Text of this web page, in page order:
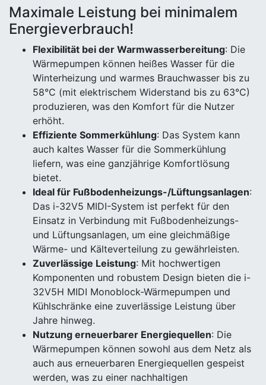
Maximale Leistung bei minimalem
Energieverbrauch!
Flexibilität bei der Warmwasserbereitung: Die
Wärmepumpen können heißes Wasser für die
Winterheizung und warmes Brauchwasser bis zu
58°C (mit elektrischem Widerstand bis zu 63°C)
produzieren, was den Komfort für die Nutzer
erhöht.
Effiziente Sommerkühlung: Das System kann
auch kaltes Wasser für die Sommerkühlung
liefern, was eine ganzjährige Komfortlösung
bietet.
Ideal für Fußbodenheizungs-/Lüftungsanlagen:
Das i-32V5 MIDI-System ist perfekt für den
Einsatz in Verbindung mit Fußbodenheizungs-
und Lüftungsanlagen, um eine gleichmäßige
Wärme- und Kälteverteilung zu gewährleisten.
Zuverlässige Leistung: Mit hochwertigen
Komponenten und robustem Design bieten die i-
32V5H MIDI Monoblock-Wärmepumpen und
Kühlschränke eine zuverlässige Leistung über
Jahre hinweg.
Nutzung erneuerbarer Energiequellen: Die
Wärmepumpen können sowohl aus dem Netz als
auch aus erneuerbaren Energiequellen gespeist
werden, was zu einer nachhaltigen